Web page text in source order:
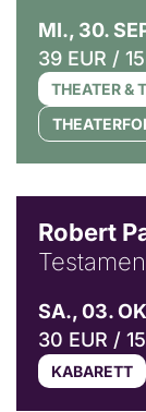
MI., 30.
39 EUR /
THEATER &
Robert
SA., 03.
30 EUR /
KABARETT